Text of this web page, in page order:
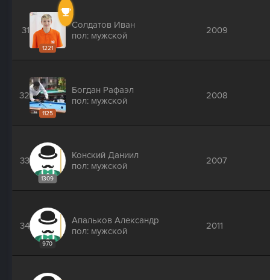
31
1221
Солдатов Иван
пол: мужской
2009
32
1125
Богдан Рафаэл
пол: мужской
2008
33
1309
Конский Даниил
пол: мужской
2007
34
970
Апальков Александр
пол: мужской
2011